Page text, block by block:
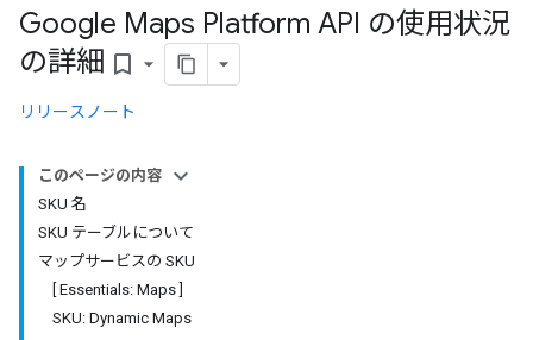
Google Maps Platform API の使用状況
の詳細 bookmark_border
リリースノート
このページの内容
SKU 名
SKU テーブルについて
マップサービスの SKU
[ Essentials: Maps ]
SKU: Dynamic Maps